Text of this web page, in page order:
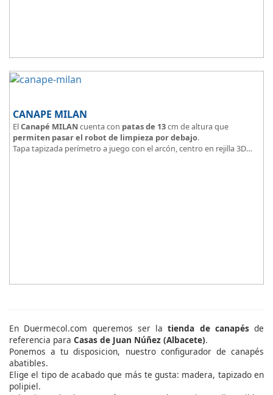
CANAPE MILAN
ElCanapé MILANcuenta con patas de 13cm de altura que
permiten pasar el robot de limpieza por debajo.
Tapa tapizada perímetro a juego con el arcón, centro en rejilla 3D
En Duermecol.com queremos ser latienda de canapésde
referencia para Casas de Juan Núñez (Albacete).
Ponemos a tu disposicion, nuestro configurador de canapés
abatibles.
Elige el tipo de acabado que más te gusta: madera, tapizado en
polipiel.